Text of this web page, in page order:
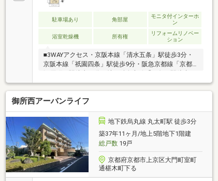
駐車場あり 角部屋
モニタ付インターホ
ン
浴室乾燥機 所有権
リフォームリノベー
ション
■3WAYアクセス・京阪本線「清水五条」駅徒歩3分・
京阪本線「祇園四条」駅徒歩9分・阪急京都線「京都
分《物件概要》・専有面積:100.24㎡・角住戸・間取
り:3LDK・7階建6階部分・浴室に窓有り・洋室①約9.3
帖にウォークインクローゼット有り・バルコニーから
は鴨川や京都タワー・五条大橋が望めます・開口部が
多く、開放感があり明るいお部屋を体感頂けます■リ
フォーム内容（2020年7月）・システムキッチン交
換・ユニットバス交換・洗面化粧台交換・節水式トイ
レ交換・建具（全部）交換
御所西アーバンライフ
地下鉄烏丸線 丸太町駅 徒歩3分
築37年11ヶ月/地上5階地下1階建
総戸数19戸
京都府京都市上京区大門町室町
通椹木町下る